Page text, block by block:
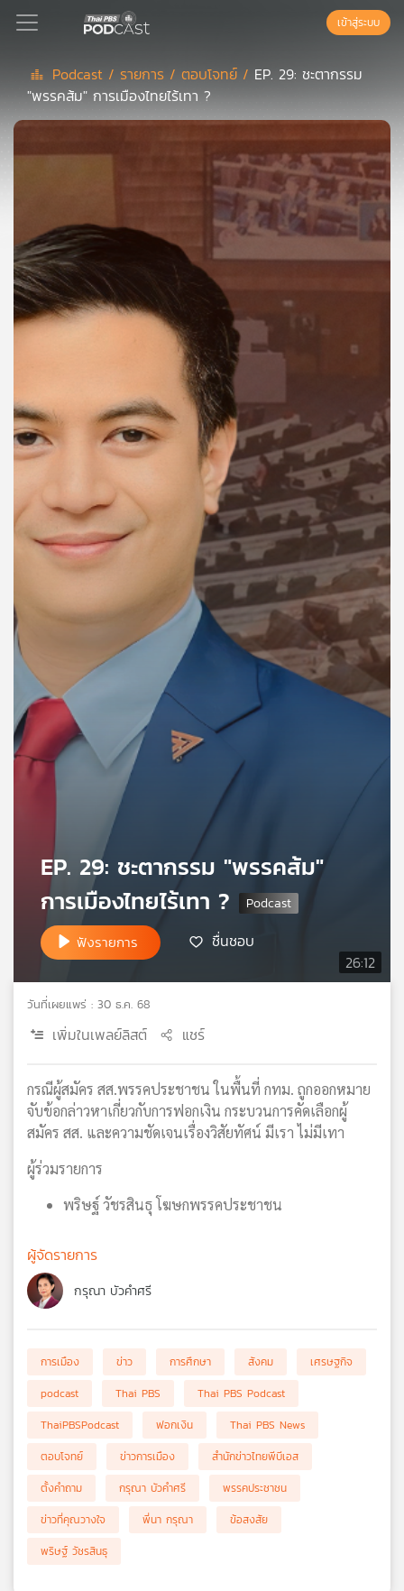
Podcast
แนะนำ
เพล
ย์
คุณ
บทความ
ข่าว
และ
กิจกรรม
เกี่ยว
กับ
เรา
แผนที่
วิทยุ
เข้าสู่ระบบ
Podcast / รายการ /ตอบโจทย์ / EP. 29: ชะตากรรม
"พรรคส้ม" การเมืองไทยไร้เทา ?
26:12
EP. 29: ชะตากรรม "พรรคส้ม"
การเมืองไทยไร้เทา ?
ฟังรายการ ชื่นชอบ
วันที่เผยแพร่ : 30 ธ.ค. 68
เพิ่มในเพลย์ลิสต์ แชร์
กรณีผู้สมัคร สส.พรรคประชาชน ในพื้นที่ กทม. ถูกออกหมาย
จับข้อกล่าวหาเกี่ยวกับการฟอกเงิน กระบวนการคัดเลือกผู้
สมัคร สส. และความชัดเจนเรื่องวิสัยทัศน์ มีเรา ไม่มีเทา
ผู้ร่วมรายการ
พริษฐ์ วัชรสินธุ โฆษกพรรคประชาชน
ผู้จัดรายการ
กรุณา บัวคำศรี
การเมือง ข่าว การศึกษา สังคม
เศรษฐกิจ
podcast
Thai PBS
Thai PBS Podcast
ThaiPBSPodcast
ฟอกเงิน
Thai PBS News
ตอบโจทย์
ข่าวการเมือง
สำนักข่าวไทยพีบีเอส
ตั้งคำถาม
กรุณา บัวคำศรี
พรรคประชาชน
ข่าวที่คุณวางใจ
พี่นา กรุณา
ข้อสงสัย
พริษฐ์ วัชรสินธุ